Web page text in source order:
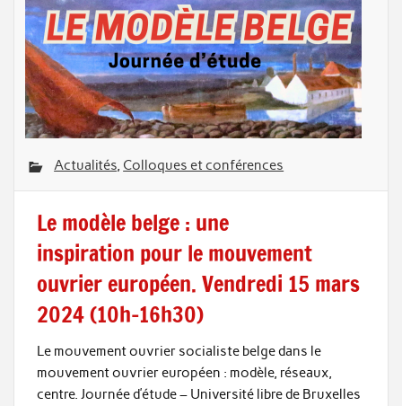
Actualités, Colloques et conférences
Le modèle belge : une
inspiration pour le mouvement
ouvrier européen. Vendredi 15 mars
2024 (10h-16h30)
Le mouvement ouvrier socialiste belge dans le
mouvement ouvrier européen : modèle, réseaux,
centre. Journée d’étude – Université libre de Bruxelles